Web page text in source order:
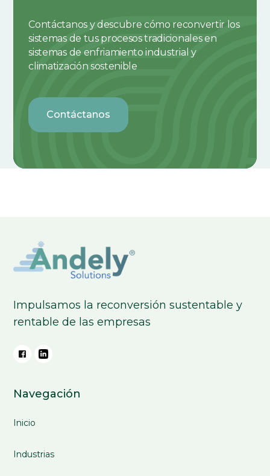
Contáctanos y descubre cómo reconvertir los
sistemas de tus procesos tradicionales en
sistemas de enfriamiento industrial y
climatización sostenible
Contáctanos
Impulsamos la reconversión sustentable y
rentable de las empresas
Navegación
Inicio
Industrias